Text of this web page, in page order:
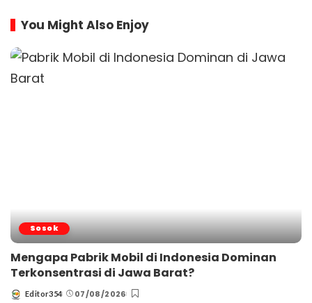
You Might Also Enjoy
Sosok
Mengapa Pabrik Mobil di Indonesia Dominan
Terkonsentrasi di Jawa Barat?
Posted
Editor354 07/08/2026